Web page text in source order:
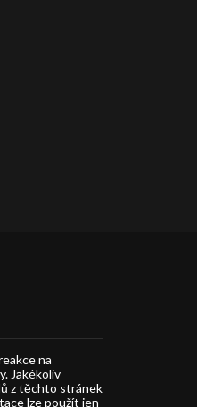
na
Jakékoliv
z těchto stránek
lze použít jen